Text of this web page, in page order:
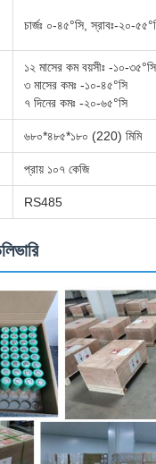
চার্জঃ ০-৪৫°সি, স্রাবঃ-২০-
১২ মাসের কম বয়সীঃ -১০-৩৫°সি
৩ মাসের কমঃ -১০-৪৫°সি
৭ দিনের কমঃ -২০-৬৫°সি
৬৮০*৪৮৫*১৮০ (220) মিমি
প্রায় ১০৭ কেজি
RS485